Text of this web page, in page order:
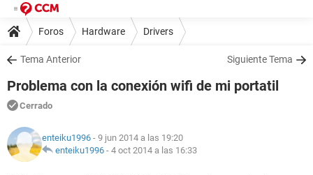
Foros Hardware Drivers
Tema Anterior Siguiente Tema
Problema con la conexión wifi de mi portatil
Cerrado
enteiku1996 - 9 jun 2014 a las 19:20
enteiku1996 - 4 oct 2014 a las 16:33